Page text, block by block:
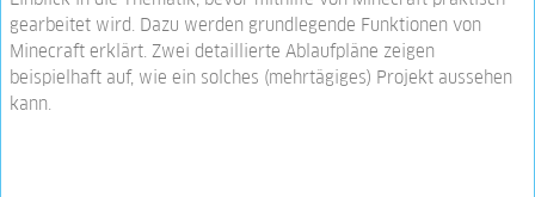
gearbeitet wird. Dazu werden grundlegende Funktionen von
Minecraft erklärt. Zwei detaillierte Ablaufpläne zeigen
beispielhaft auf, wie ein solches (mehrtägiges) Projekt aussehen
kann.